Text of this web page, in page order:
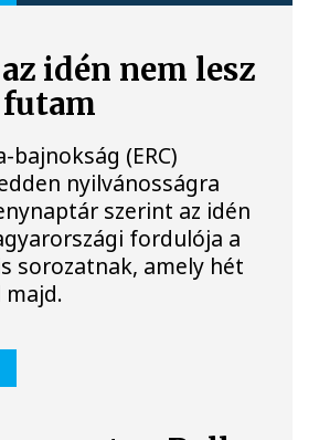
idén nem lesz
bajnokság (ERC)
nyilvánosságra
szerint az idén
fordulója a
sorozatnak, amely hét